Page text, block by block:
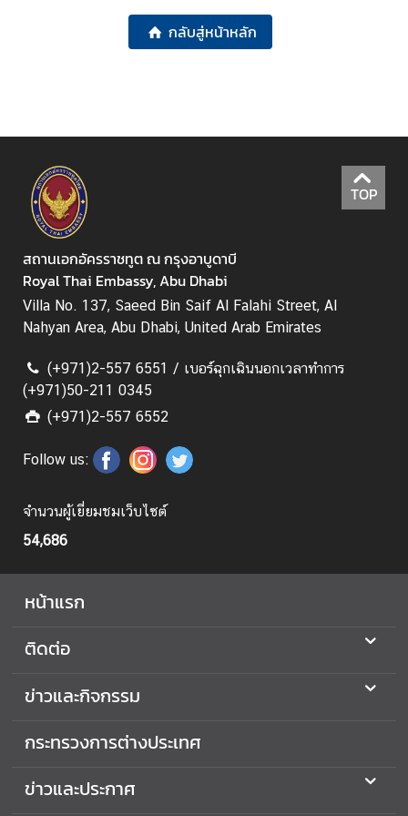
า
ศ
บ
ริ
ก
า
ร
ฝ่
า
ย
ร
า
น
ก
ร
ลื
ตั้
น
กลับสู่หน้าหลัก
TOP
สถานเอกอัครราชทูต ณ กรุงอาบูดาบี
Royal Thai Embassy, Abu Dhabi
Villa No. 137, Saeed Bin Saif Al Falahi Street, Al
Nahyan Area, Abu Dhabi, United Arab Emirates
(+971)2-557 6551 / เบอร์ฉุกเฉินนอกเวลาทำการ
(+971)50-211 0345
(+971)2-557 6552
Follow us:
จำนวนผู้เยี่ยมชมเว็บไซต์
54,686
หน้าแรก
ติดต่อ
ข่าวและกิจกรรม
กระทรวงการต่างประเทศ
ข่าวและประกาศ